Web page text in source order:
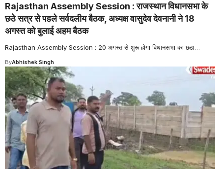
Rajasthan Assembly Session : राजस्थान विधानसभा के
छठे सत्र से पहले सर्वदलीय बैठक, अध्यक्ष वासुदेव देवनानी ने 18
अगस्त को बुलाई अहम बैठक
Rajasthan Assembly Session : 20 अगस्त से शुरू होगा विधानसभा का छठा…
ByAbhishek Singh